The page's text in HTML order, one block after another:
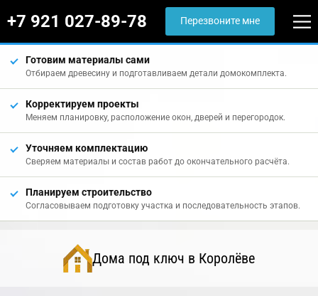
+7 921 027-89-78 Перезвоните мне
Готовим материалы сами
Отбираем древесину и подготавливаем детали домокомплекта.
Корректируем проекты
Меняем планировку, расположение окон, дверей и перегородок.
Уточняем комплектацию
Сверяем материалы и состав работ до окончательного расчёта.
Планируем строительство
Согласовываем подготовку участка и последовательность этапов.
Дома под ключ в Королёве